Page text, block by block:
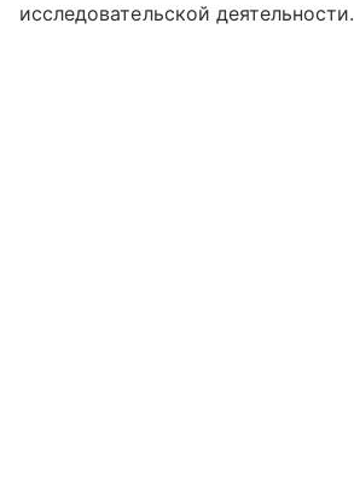
исследовательской деятельности.